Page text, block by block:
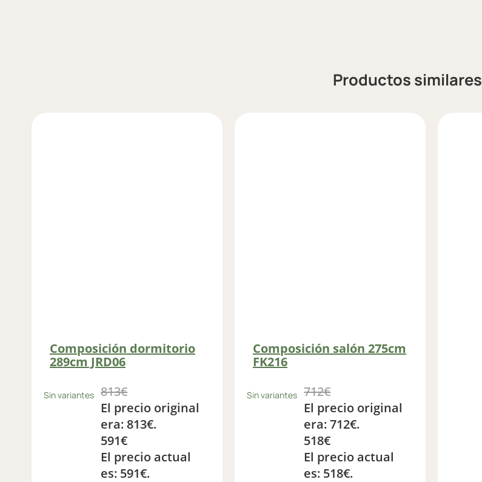
Productos similares
Composición dormitorio
289cm JRD06
Sin variantes 813€
El precio original
era: 813€.
591€
El precio actual
es: 591€.
Composición salón 275cm
FK216
Sin variantes 712€
El precio original
era: 712€.
518€
El precio actual
es: 518€.